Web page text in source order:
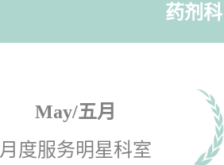
药剂
May/五月
月度服务明星科室